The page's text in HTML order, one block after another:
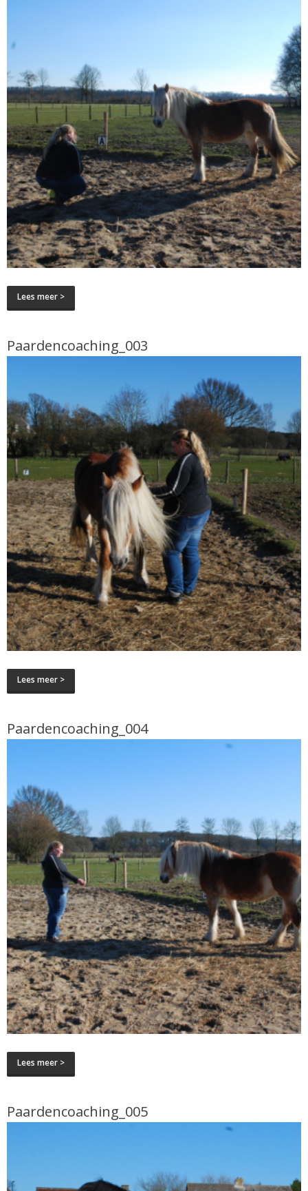
Lees meer >
Paardencoaching_003
Lees meer >
Paardencoaching_004
Lees meer >
Paardencoaching_005